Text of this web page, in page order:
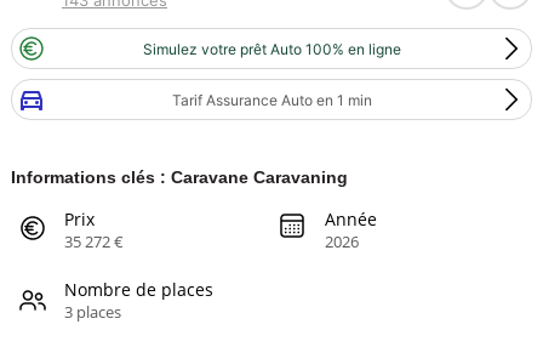
Simulez votre prêt Auto 100% en ligne
Tarif Assurance Auto en 1 min
Informations clés : Caravane Caravaning
Prix
35 272 €
Année
2026
Nombre de places
3 places